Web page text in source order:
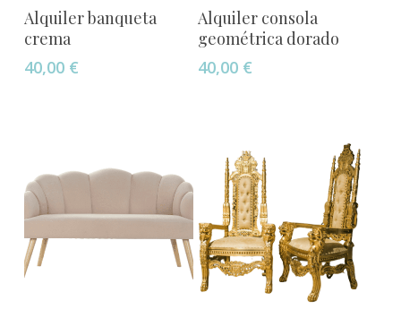
Añadir Al Carrito
Alquiler banqueta
crema
40,00 €
Añadir Al Carrito
Alquiler consola
geométrica dorado
40,00 €